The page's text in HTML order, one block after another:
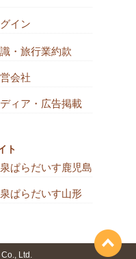
イン
・旅行業約款
会社
ディア・広告掲載
ト
ぱらだいす鹿児島
ぱらだいす山形
Ltd.